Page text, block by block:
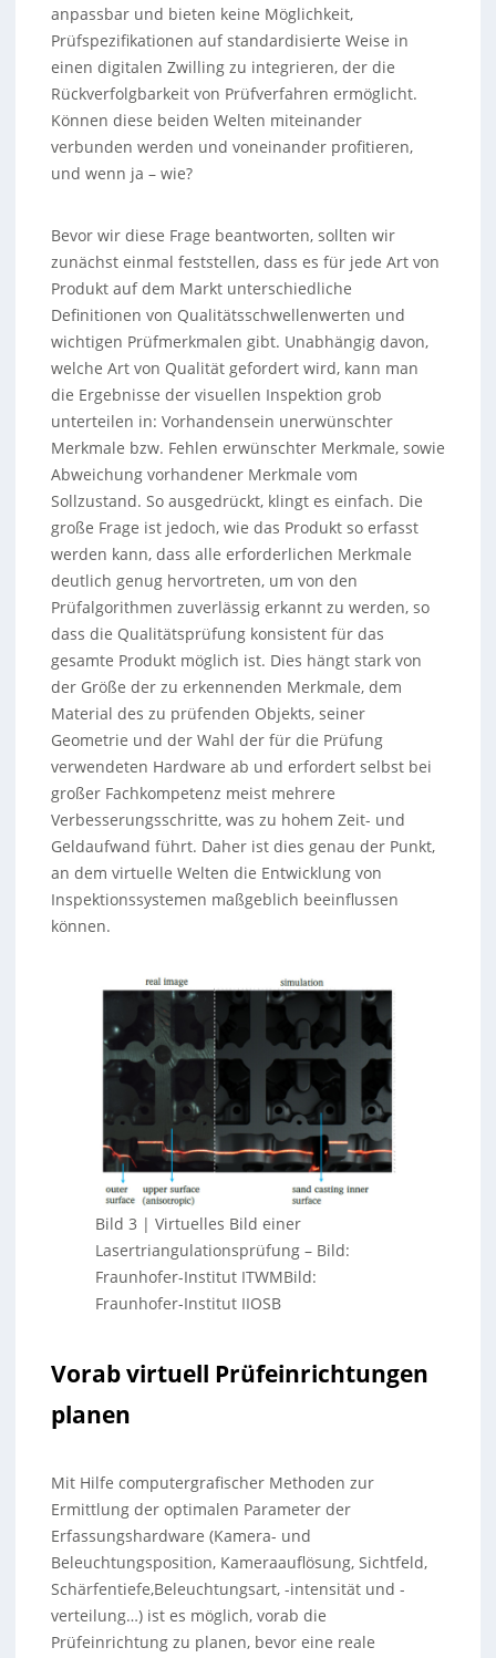
anpassbar und bieten keine Möglichkeit,
Prüfspezifikationen auf standardisierte Weise in
einen digitalen Zwilling zu integrieren, der die
Rückverfolgbarkeit von Prüfverfahren ermöglicht.
Können diese beiden Welten miteinander
verbunden werden und voneinander profitieren,
und wenn ja – wie?
Bevor wir diese Frage beantworten, sollten wir
zunächst einmal feststellen, dass es für jede Art von
Produkt auf dem Markt unterschiedliche
Definitionen von Qualitätsschwellenwerten und
wichtigen Prüfmerkmalen gibt. Unabhängig davon,
welche Art von Qualität gefordert wird, kann man
die Ergebnisse der visuellen Inspektion grob
unterteilen in: Vorhandensein unerwünschter
Merkmale bzw. Fehlen erwünschter Merkmale, sowie
Abweichung vorhandener Merkmale vom
Sollzustand. So ausgedrückt, klingt es einfach. Die
große Frage ist jedoch, wie das Produkt so erfasst
werden kann, dass alle erforderlichen Merkmale
deutlich genug hervortreten, um von den
Prüfalgorithmen zuverlässig erkannt zu werden, so
dass die Qualitätsprüfung konsistent für das
gesamte Produkt möglich ist. Dies hängt stark von
der Größe der zu erkennenden Merkmale, dem
Material des zu prüfenden Objekts, seiner
Geometrie und der Wahl der für die Prüfung
verwendeten Hardware ab und erfordert selbst bei
großer Fachkompetenz meist mehrere
Verbesserungsschritte, was zu hohem Zeit- und
Geldaufwand führt. Daher ist dies genau der Punkt,
an dem virtuelle Welten die Entwicklung von
Inspektionssystemen maßgeblich beeinflussen
können.
Bild 3 | Virtuelles Bild einer
Lasertriangulationsprüfung– Bild:
Fraunhofer-Institut ITWMBild:
Fraunhofer-Institut IIOSB
Vorab virtuell Prüfeinrichtungen
planen
Mit Hilfe computergrafischer Methoden zur
Ermittlung der optimalen Parameter der
Erfassungshardware (Kamera- und
Beleuchtungsposition, Kameraauflösung, Sichtfeld,
Schärfentiefe,Beleuchtungsart, -intensität und -
verteilung…) ist es möglich, vorab die
Prüfeinrichtung zu planen, bevor eine reale